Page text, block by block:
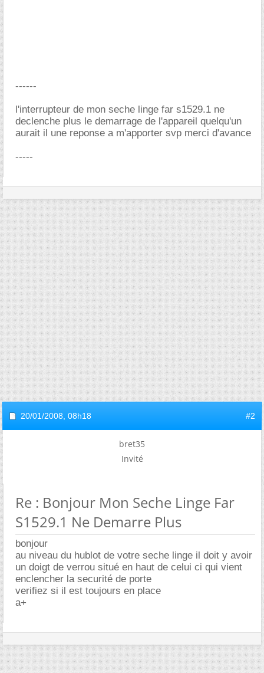
------
l'interrupteur de mon seche linge far s1529.1 ne
declenche plus le demarrage de l'appareil quelqu'un
aurait il une reponse a m'apporter svp merci d'avance
-----
20/01/2008, 08h18 #2
bret35
Invité
Re : Bonjour Mon Seche Linge Far
S1529.1 Ne Demarre Plus
bonjour
au niveau du hublot de votre seche linge il doit y avoir
un doigt de verrou situé en haut de celui ci qui vient
enclencher la securité de porte
verifiez si il est toujours en place
a+